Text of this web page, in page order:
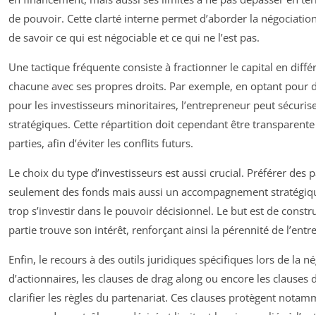
de pouvoir. Cette clarté interne permet d’aborder la
de savoir ce qui est négociable et ce qui ne l’est pas.
Une tactique fréquente consiste à fractionner le capital en
chacune avec ses propres droits. Par exemple, en optant pour
pour les investisseurs minoritaires, l’entrepreneur peut
stratégiques. Cette répartition doit cependant être
parties, afin d’éviter les conflits futurs.
Le choix du type d’investisseurs est aussi crucial. Préférer
seulement des fonds mais aussi un accompagnement
trop s’investir dans le pouvoir décisionnel. Le but est de
partie trouve son intérêt, renforçant ainsi la pérennité de
Enfin, le recours à des outils juridiques spécifiques lors de la
d’actionnaires, les clauses de drag along ou encore les clauses
clarifier les règles du partenariat. Ces clauses protègent